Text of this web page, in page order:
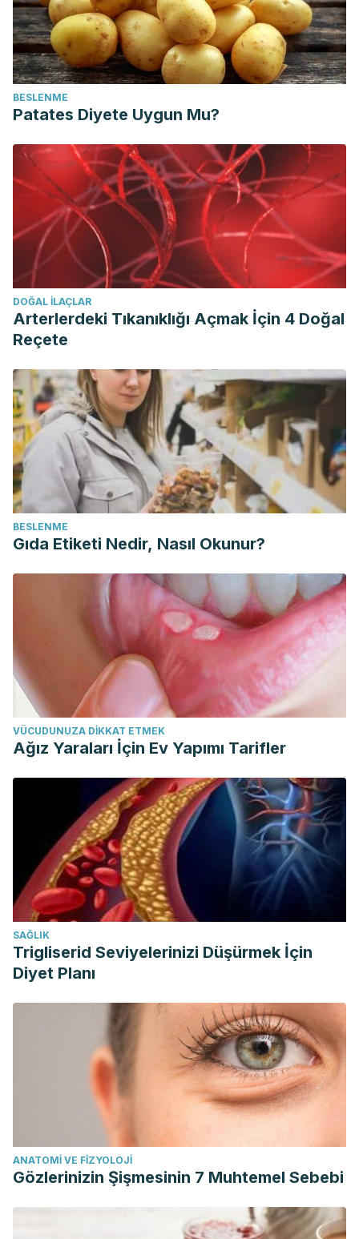
BESLENME
Patates Diyete Uygun Mu?
DOĞAL ILAÇLAR
Arterlerdeki Tıkanıklığı Açmak İçin 4 Doğal
Reçete
BESLENME
Gıda Etiketi Nedir, Nasıl Okunur?
VÜCUDUNUZA DIKKAT ETMEK
Ağız Yaraları İçin Ev Yapımı Tarifler
SAĞLIK
Trigliserid Seviyelerinizi Düşürmek İçin
Diyet Planı
ANATOMI VE FIZYOLOJI
Gözlerinizin Şişmesinin 7 Muhtemel Sebebi